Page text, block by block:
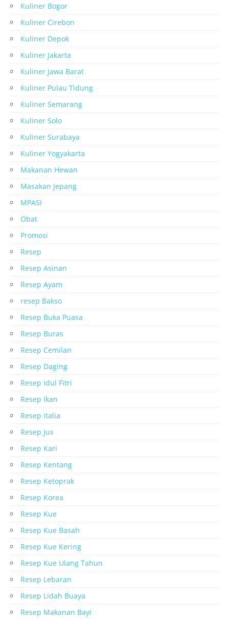
Kuliner Bogor
Kuliner Cirebon
Kuliner Depok
Kuliner Jakarta
Kuliner Jawa Barat
Kuliner Pulau Tidung
Kuliner Semarang
Kuliner Solo
Kuliner Surabaya
Kuliner Yogyakarta
Makanan Hewan
Masakan Jepang
MPASI
Obat
Promosi
Resep
Resep Asinan
Resep Ayam
resep Bakso
Resep Buka Puasa
Resep Buras
Resep Cemilan
Resep Daging
Resep Idul Fitri
Resep Ikan
Resep italia
Resep Jus
Resep Kari
Resep Kentang
Resep Ketoprak
Resep Korea
Resep Kue
Resep Kue Basah
Resep Kue Kering
Resep Kue Ulang Tahun
Resep Lebaran
Resep Lidah Buaya
Resep Makanan Bayi